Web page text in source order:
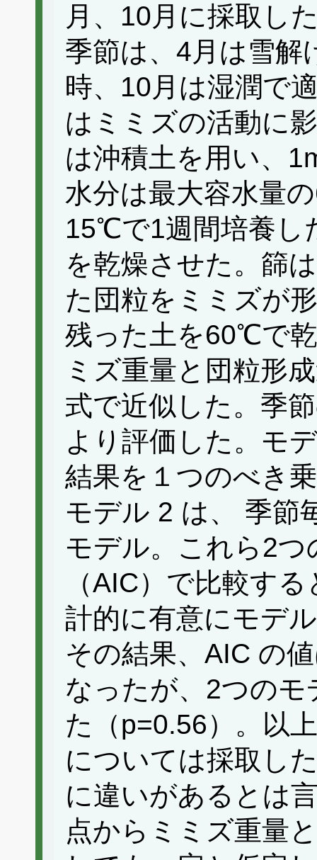
月、10月に採取し
季節は、4月は雪解
時、10月は湿潤で
はミミズの活動に
は沖積土を用い、
水分は最大容水量
15℃で1週間培養し
を乾燥させた。篩
た団粒をミミズが
残った土を60℃で
ミズ重量と団粒形
式で近似した。季
より評価した。モ
結果を１つのべき
モデル 2 は、 季節
モデル。これら2
（AIC）で比較す
計的に有意にモデ
その結果、AIC の
なったが、2つの
た（p=0.56）。以
については採取し
に違いがあるとは
点からミミズ重量